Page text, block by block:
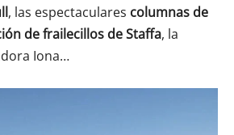
, las espectaculares columnas de
de frailecillos de Staffa, la
Iona…